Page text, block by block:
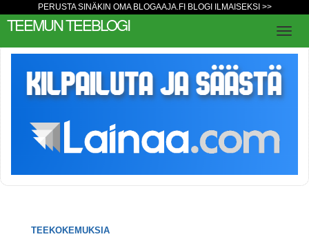
PERUSTA SINÄKIN OMA BLOGAAJA.FI BLOGI ILMAISEKSI >>
TEEMUN TEEBLOGI
TEEKOKEMUKSIA